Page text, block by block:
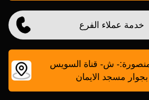
خدمة عملاء الفرع
ش- قناة السويس
بجوار مسجد الايمان